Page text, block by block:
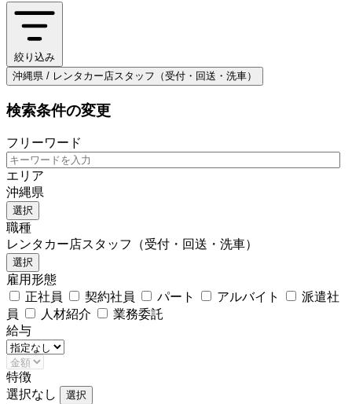
絞り込み
沖縄県 / レンタカー店スタッフ（受付・回送・洗車）
検索条件の変更
フリーワード
エリア
沖縄県
選択
職種
レンタカー店スタッフ（受付・回送・洗車）
選択
雇用形態
正社員
契約社員 パート アルバイト
派遣社
員
人材紹介
業務委託
給与
特徴
選択なし
選択